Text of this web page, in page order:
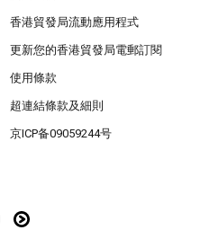
香港貿發局流動應用程式
更新您的香港貿發局電郵訂閱
使用條款
超連結條款及細則
京ICP备09059244号